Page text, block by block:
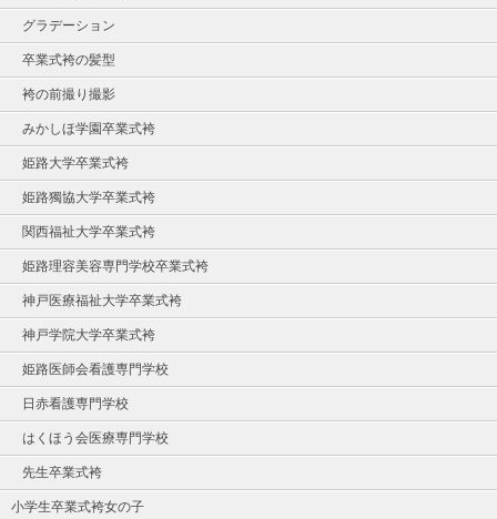
グラデーション
卒業式袴の髪型
袴の前撮り撮影
みかしほ学園卒業式袴
姫路大学卒業式袴
姫路獨協大学卒業式袴
関西福祉大学卒業式袴
姫路理容美容専門学校卒業式袴
神戸医療福祉大学卒業式袴
神戸学院大学卒業式袴
姫路医師会看護専門学校
日赤看護専門学校
はくほう会医療専門学校
先生卒業式袴
小学生卒業式袴女の子